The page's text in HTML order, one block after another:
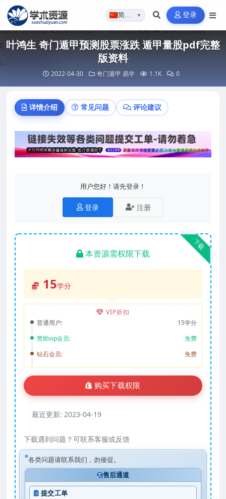
简体…▼ 登录
叶鸿生 奇门遁甲预测股票涨跌 遁甲量股pdf完整
版资料
2022-04-30 奇门遁甲 易学 1.1K 0
详情介绍 常见问题 评论建议
用户您好！请先登录！
登录 注册
下载
本资源需权限下载
15学分
VIP折扣
普通用户:
15学分
赞助vip会员:
免费
钻石会员:
免费
购买下载权限
最近更新: 2023-04-19
下载遇到问题？可联系客服或反馈
各类问题请联系我们，勿催促。
售后通道
提交工单